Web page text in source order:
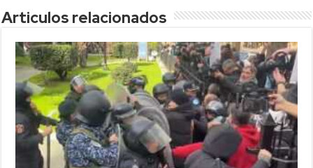
Articulos relacionados